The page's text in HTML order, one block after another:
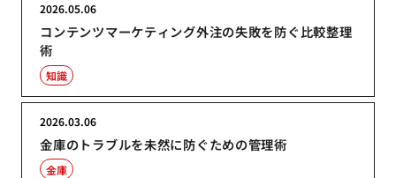
コンテンツマーケティング外注の失敗を防ぐ比較整理
術
2026.05.06
知識
金庫のトラブルを未然に防ぐための管理術
2026.03.06
金庫